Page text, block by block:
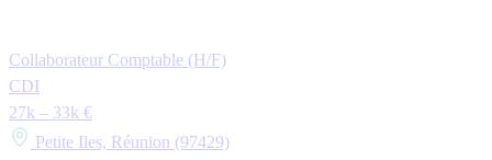
Collaborateur Comptable (H/F)
CDI
27k – 33k €
Petite Iles, Réunion (97429)